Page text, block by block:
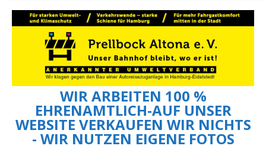
WIR ARBEITEN 100 %
EHRENAMTLICH-AUF UNSER
WEBSITE VERKAUFEN WIR NICHTS
- WIR NUTZEN EIGENE FOTOS